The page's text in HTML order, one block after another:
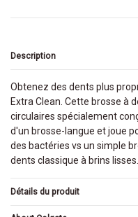
Description
Obtenez des dents plus
Extra Clean. Cette brosse à
circulaires spécialement
d'un brosse-langue et joue
des bactéries vs un simple
dents classique à brins lisses.
Détails du produit